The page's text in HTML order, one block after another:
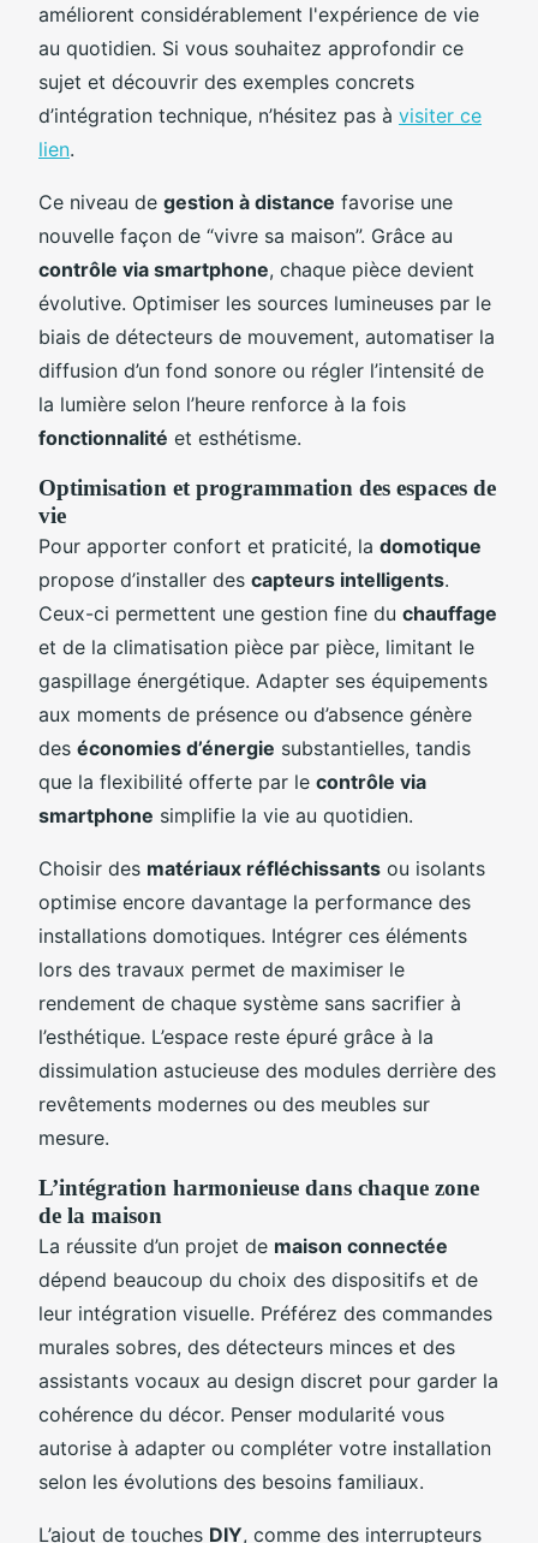
améliorent considérablement l'expérience de vie
au quotidien. Si vous souhaitez approfondir ce
sujet et découvrir des exemples concrets
d’intégration technique, n’hésitez pas à visiter ce
lien.
Ce niveau de gestion à distance favorise une
nouvelle façon de “vivre sa maison”. Grâce au
contrôle via smartphone, chaque pièce devient
évolutive. Optimiser les sources lumineuses par le
biais de détecteurs de mouvement, automatiser la
diffusion d’un fond sonore ou régler l’intensité de
la lumière selon l’heure renforce à la fois
fonctionnalité et esthétisme.
Optimisation et programmation des espaces de
vie
Pour apporter confort et praticité, la domotique
propose d’installer des capteurs intelligents.
Ceux-ci permettent une gestion fine du chauffage
et de la climatisation pièce par pièce, limitant le
gaspillage énergétique. Adapter ses équipements
aux moments de présence ou d’absence génère
des économies d’énergie substantielles, tandis
que la flexibilité offerte par le contrôle via
smartphone simplifie la vie au quotidien.
Choisir des matériaux réfléchissants ou isolants
optimise encore davantage la performance des
installations domotiques. Intégrer ces éléments
lors des travaux permet de maximiser le
rendement de chaque système sans sacrifier à
l’esthétique. L’espace reste épuré grâce à la
dissimulation astucieuse des modules derrière des
revêtements modernes ou des meubles sur
mesure.
L’intégration harmonieuse dans chaque zone
de la maison
La réussite d’un projet de maison connectée
dépend beaucoup du choix des dispositifs et de
leur intégration visuelle. Préférez des commandes
murales sobres, des détecteurs minces et des
assistants vocaux au design discret pour garder la
cohérence du décor. Penser modularité vous
autorise à adapter ou compléter votre installation
selon les évolutions des besoins familiaux.
L’ajout de touches DIY, comme des interrupteurs